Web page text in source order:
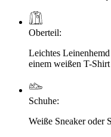
Oberteil:
Leichtes
einem weißen T-Shirt
Schuhe:
Weiße Sneaker oder